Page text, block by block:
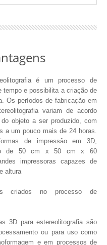
é um processo de
tempo e possibilita a criação de
Os períodos de fabricação em
variam de acordo
objeto a ser produzido, com
a um pouco mais de 24 horas.
de impressão em 3D,
de 50 cm x 50 cm x 60
impressoras capazes de
altura
criados no processo de
3D para estereolitografia são
ou para uso como
e em processos de